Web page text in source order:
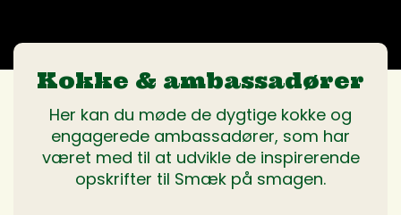
Kokke & ambassadører
Her kan du møde de dygtige kokke og
engagerede ambassadører, som har
været med til at udvikle de inspirerende
opskrifter til Smæk på smagen.